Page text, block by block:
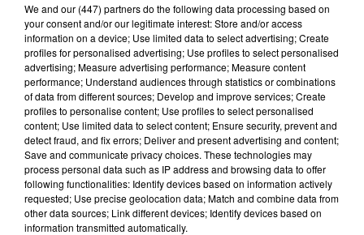
8 août 2026
Coupe de France : les basketteurs chartrains
connaissent la...
We and our (447) partnersdo the following data processing based on
your consent and/or our legitimate interest: Store and/or access
information on a device; Use limited data to select advertising; Create
profiles for personalised advertising; Use profiles to select personalised
advertising; Measure advertising performance; Measure content
performance; Understand audiences through statistics or combinations
of data from different sources; Develop and improve services; Create
profiles to personalise content; Use profiles to select personalised
content; Use limited data to select content; Ensure security, prevent and
detect fraud, and fix errors; Deliver and present advertising and content;
Save and communicate privacy choices. These technologies may
process personal data such as IP address and browsing data to offer
following functionalities: Identify devices based on information actively
requested; Use precise geolocation data; Match and combine data from
other data sources; Link different devices; Identify devices based on
information transmitted automatically.